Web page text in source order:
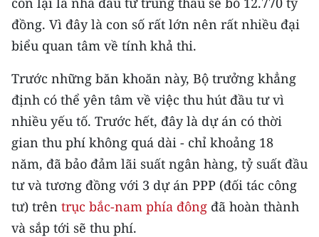
ENGLISH
中文
FRANÇAIS
РУССКИЙ
ESPAÑOL
한국어
đồng. Vì đây là con số rất lớn nên rất nhiều đại
biểu quan tâm về tính khả thi.
Trước những băn khoăn này, Bộ trưởng khẳng
định có thể yên tâm về việc thu hút đầu tư vì
nhiều yếu tố. Trước hết, đây là dự án có thời
gian thu phí không quá dài - chỉ khoảng 18
năm, đã bảo đảm lãi suất ngân hàng, tỷ suất đầu
tư và tương đồng với 3 dự án PPP (đối tác công
tư) trên trục bắc-nam phía đông đã hoàn thành
và sắp tới sẽ thu phí.